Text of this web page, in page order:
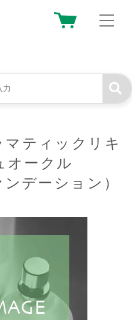
ティックリキ
オークル
デーション）